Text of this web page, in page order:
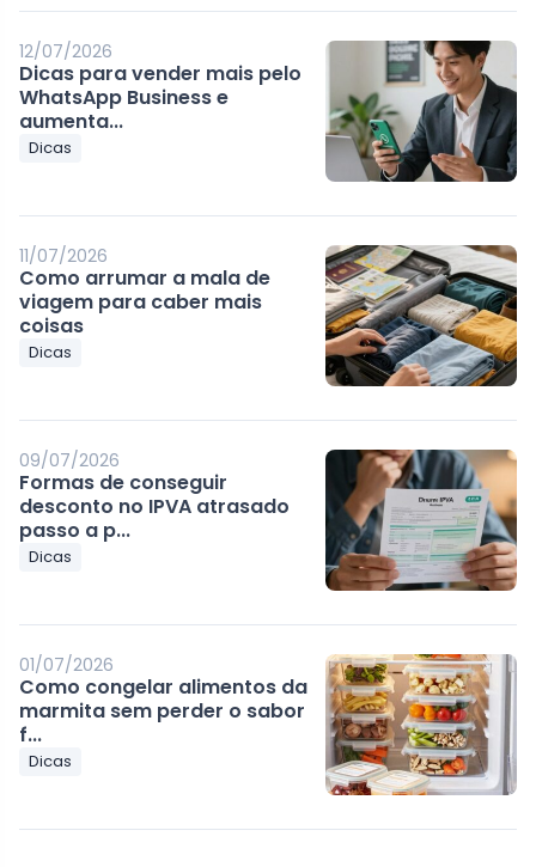
12/07/2026
Dicas para vender mais pelo
WhatsApp Business e
aumenta...
Dicas
11/07/2026
Como arrumar a mala de
viagem para caber mais
coisas
Dicas
09/07/2026
Formas de conseguir
desconto no IPVA atrasado
passo a p...
Dicas
01/07/2026
Como congelar alimentos da
marmita sem perder o sabor
f...
Dicas